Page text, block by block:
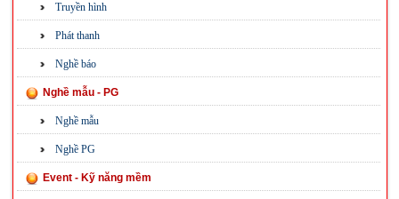
Truyền hình
Phát thanh
Nghề báo
Nghề mẫu - PG
Nghề mẫu
Nghề PG
Event - Kỹ năng mềm